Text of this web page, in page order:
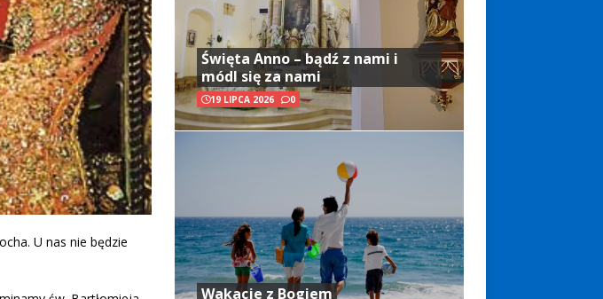
U nas nie będzie
Święta Anno – bądź z nami i
módl się za nami
19 LIPCA 2026 0
Wakacje z Bogiem